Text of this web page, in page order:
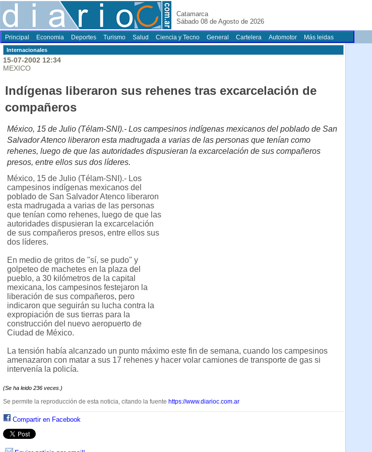
Catamarca
Sábado 08 de Agosto de 2026
Principal Economia Deportes Turismo Salud Ciencia y Tecno General Cartelera Automotor Más leidas
Internacionales
15-07-2002 12:34
MEXICO
Indígenas liberaron sus rehenes tras excarcelación de
compañeros
México, 15 de Julio (Télam-SNI).- Los campesinos indígenas mexicanos del poblado de San
Salvador Atenco liberaron esta madrugada a varias de las personas que tenían como
rehenes, luego de que las autoridades dispusieran la excarcelación de sus compañeros
presos, entre ellos sus dos líderes.
México, 15 de Julio (Télam-SNI).- Los
campesinos indígenas mexicanos del
poblado de San Salvador Atenco liberaron
esta madrugada a varias de las personas
que tenían como rehenes, luego de que las
autoridades dispusieran la excarcelación
de sus compañeros presos, entre ellos sus
dos líderes.
En medio de gritos de "sí, se pudo" y
golpeteo de machetes en la plaza del
pueblo, a 30 kilómetros de la capital
mexicana, los campesinos festejaron la
liberación de sus compañeros, pero
indicaron que seguirán su lucha contra la
expropiación de sus tierras para la
construcción del nuevo aeropuerto de
Ciudad de México.
La tensión había alcanzado un punto máximo este fin de semana, cuando los campesinos
amenazaron con matar a sus 17 rehenes y hacer volar camiones de transporte de gas si
intervenía la policía.
(Se ha leido 236 veces.)
Se permite la reproducción de esta noticia, citando la fuente https://www.diarioc.com.ar
Compartir en Facebook